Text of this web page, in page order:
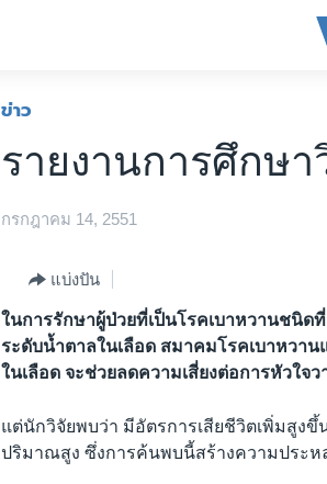
ข่าว
รายงานการศึกษา
กรกฎาคม 14, 2551
แบ่งปัน
ในการรักษาผู้ป่วยที่เป็นโรคเบาหวานชนิด
ระดับน้ำตาลในเลือด สมาคมโรคเบาหวา
ในเลือด จะช่วยลดความเสี่ยงต่อการหัวใจว
แต่นักวิจัยพบว่า มีอัตรการเสียชีวิตเพิ่มสูง
ปริมาณสูง ซึ่งการค้นพบนี้สร้างความประ